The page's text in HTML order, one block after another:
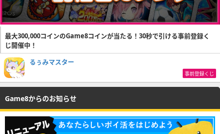
最大300,000コインのGame8コインが当たる！30秒で引ける事前登録く
じ開催中！
るぅみマスター
事前登録くじ
Game8からのお知らせ